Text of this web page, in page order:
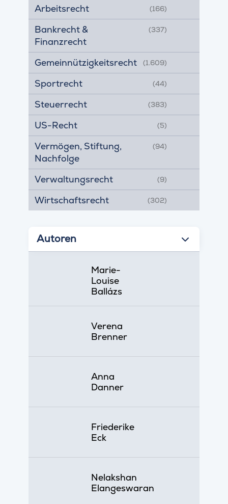
Arbeitsrecht (166)
Bankrecht &
Finanzrecht
(337)
Gemeinnützigkeitsrecht (1.609)
Sportrecht (44)
Steuerrecht (383)
US-Recht (5)
Vermögen, Stiftung,
Nachfolge
(94)
Verwaltungsrecht (9)
Wirtschaftsrecht (302)
Autoren
Marie-
Louise
Ballázs
Verena
Brenner
Anna
Danner
Friederike
Eck
Nelakshan
Elangeswaran